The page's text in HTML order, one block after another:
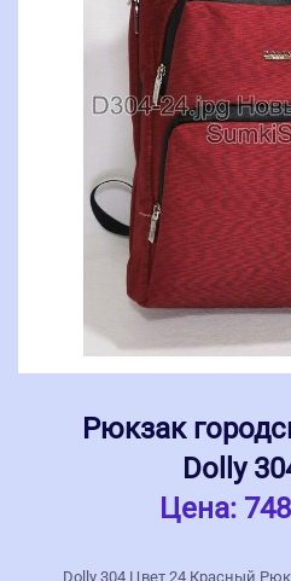
Рюкзак
Dolly
Цена:
Dolly 304 Цвет 24 Красный